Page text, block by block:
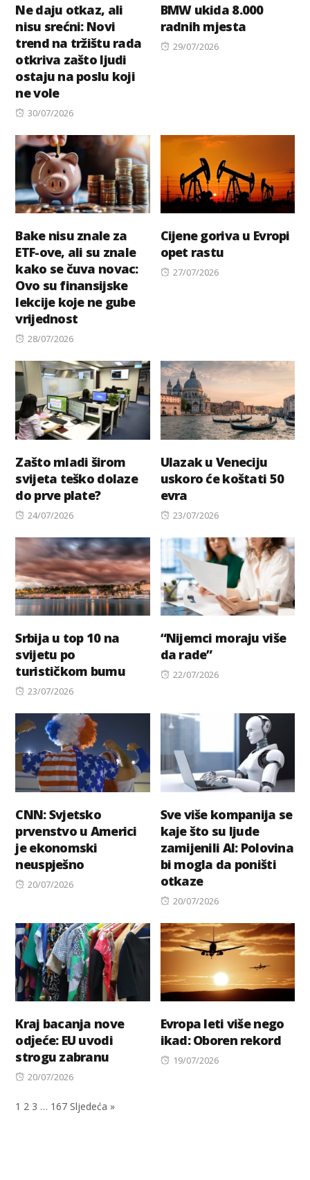
Ne daju otkaz, ali
nisu srećni: Novi
trend na tržištu rada
otkriva zašto ljudi
ostaju na poslu koji
ne vole
Posted
30/07/2026
BMW ukida 8.000
radnih mjesta
Posted
29/07/2026
Bake nisu znale za
ETF-ove, ali su znale
kako se čuva novac:
Ovo su finansijske
lekcije koje ne gube
vrijednost
Posted
28/07/2026
Cijene goriva u Evropi
opet rastu
Posted
27/07/2026
Zašto mladi širom
svijeta teško dolaze
do prve plate?
Posted
24/07/2026
Ulazak u Veneciju
uskoro će koštati 50
evra
Posted
23/07/2026
Srbija u top 10 na
svijetu po
turističkom bumu
Posted
23/07/2026
“Nijemci moraju više
da rade”
Posted
22/07/2026
CNN: Svjetsko
prvenstvo u Americi
je ekonomski
neuspješno
Posted
20/07/2026
Sve više kompanija se
kaje što su ljude
zamijenili AI: Polovina
bi mogla da poništi
otkaze
Posted
20/07/2026
Kraj bacanja nove
odјeće: EU uvodi
strogu zabranu
Posted
20/07/2026
Evropa leti više nego
ikad: Oboren rekord
Posted
19/07/2026
1 2 3 … 167 Sljedeća »